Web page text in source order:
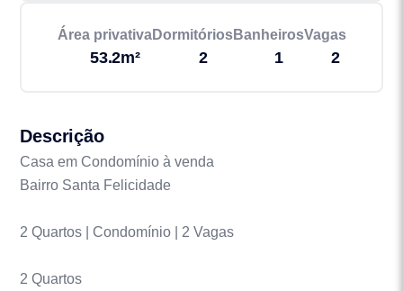
Área privativa
53.2m²
Dormitórios
2
Banheiros
1
Vagas
2
Descrição
Casa em Condomínio à venda
Bairro Santa Felicidade
2 Quartos | Condomínio | 2 Vagas
2 Quartos